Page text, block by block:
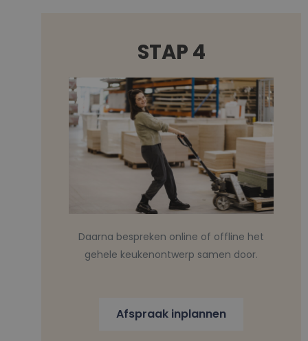
STAP 4
Daarna bespreken online of offline het
gehele keukenontwerp samen door.
Afspraak inplannen